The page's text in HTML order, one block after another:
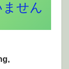
せん